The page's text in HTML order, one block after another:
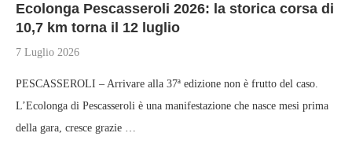
Ecolonga Pescasseroli 2026: la storica corsa di
10,7 km torna il 12 luglio
7 Luglio 2026
PESCASSEROLI – Arrivare alla 37ª edizione non è frutto del caso.
L’Ecolonga di Pescasseroli è una manifestazione che nasce mesi prima
della gara, cresce grazie …